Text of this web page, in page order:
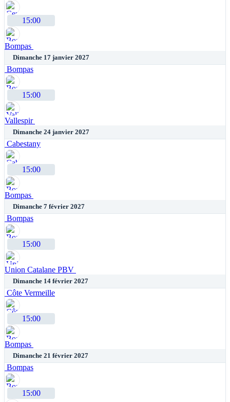
15:00
Bompas
Dimanche 17 janvier 2027
Bompas
15:00
Vallespir
Dimanche 24 janvier 2027
Cabestany
15:00
Bompas
Dimanche 7 février 2027
Bompas
15:00
Union Catalane PBV
Dimanche 14 février 2027
Côte Vermeille
15:00
Bompas
Dimanche 21 février 2027
Bompas
15:00